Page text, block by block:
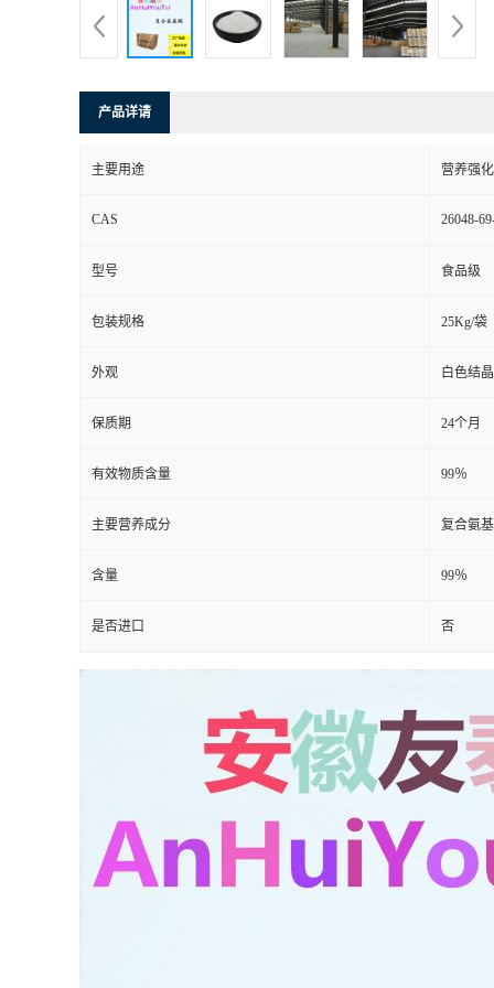
产品详请
主要用途 营养强
CAS 26048-
型号 食品级
包装规格 25Kg/袋
外观 白色结
保质期 24个月
有效物质含量 99％
主要营养成分 复合氨
含量 99％
是否进口 否